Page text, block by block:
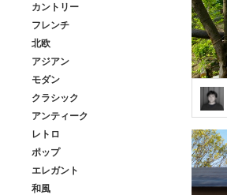
カントリー
フレンチ
北欧
アジアン
モダン
クラシック
アンティーク
レトロ
ポップ
エレガント
和風